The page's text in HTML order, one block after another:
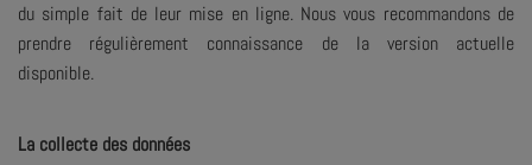
du simple fait de leur mise en ligne. Nous vous recommandons de
prendre régulièrement connaissance de la version actuelle
disponible.
La collecte des données